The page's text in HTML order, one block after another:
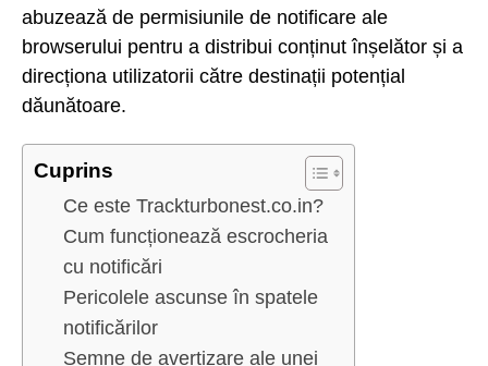
abuzează de permisiunile de notificare ale
browserului pentru a distribui conținut înșelător și a
direcționa utilizatorii către destinații potențial
dăunătoare.
Cuprins
Ce este Trackturbonest.co.in?
Cum funcționează escrocheria
cu notificări
Pericolele ascunse în spatele
notificărilor
Semne de avertizare ale unei